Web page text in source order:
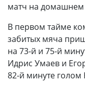
матч на домашнем
В первом тайме
забитых мяча
на 73-й и 75-й
Идрис Умаев и
82-й минуте голом